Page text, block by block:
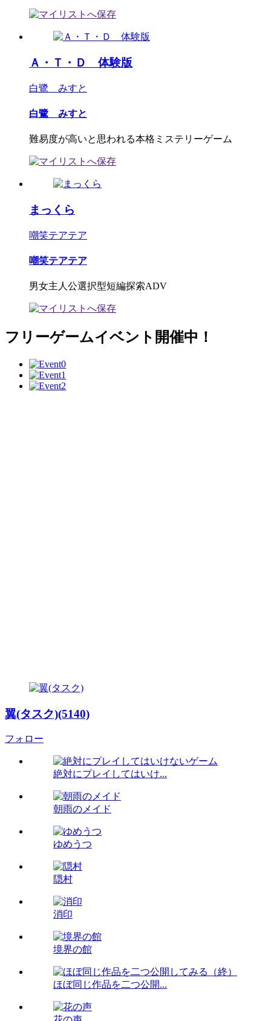
Ａ・Ｔ・Ｄ 体験版
白鷺 みすと
白鷺 みすと
難易度が高いと思われる本格ミステリーゲーム
まっくら
嘲笑テアテア
嘲笑テアテア
男女主人公選択型短編探索ADV
フリーゲームイベント開催中！
翼(タスク)(5140)
フォロー
絶対にプレイしてはいけ...
朝雨のメイド
ゆめうつ
隠村
消印
境界の館
ほぼ同じ作品を二つ公開...